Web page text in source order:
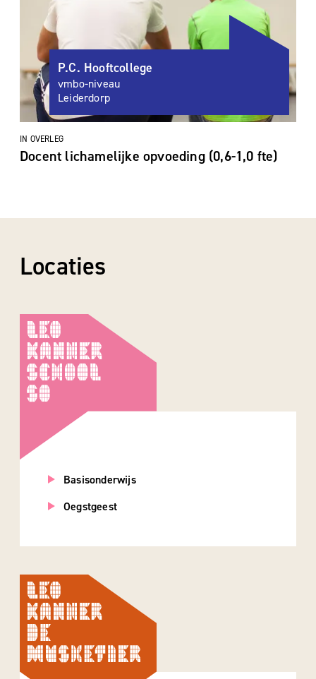
P.C. Hooftcollege
vmbo-niveau
Leiderdorp
IN OVERLEG
Docent lichamelijke opvoeding (0,6-1,0 fte)
Locaties
Basisonderwijs
Oegstgeest